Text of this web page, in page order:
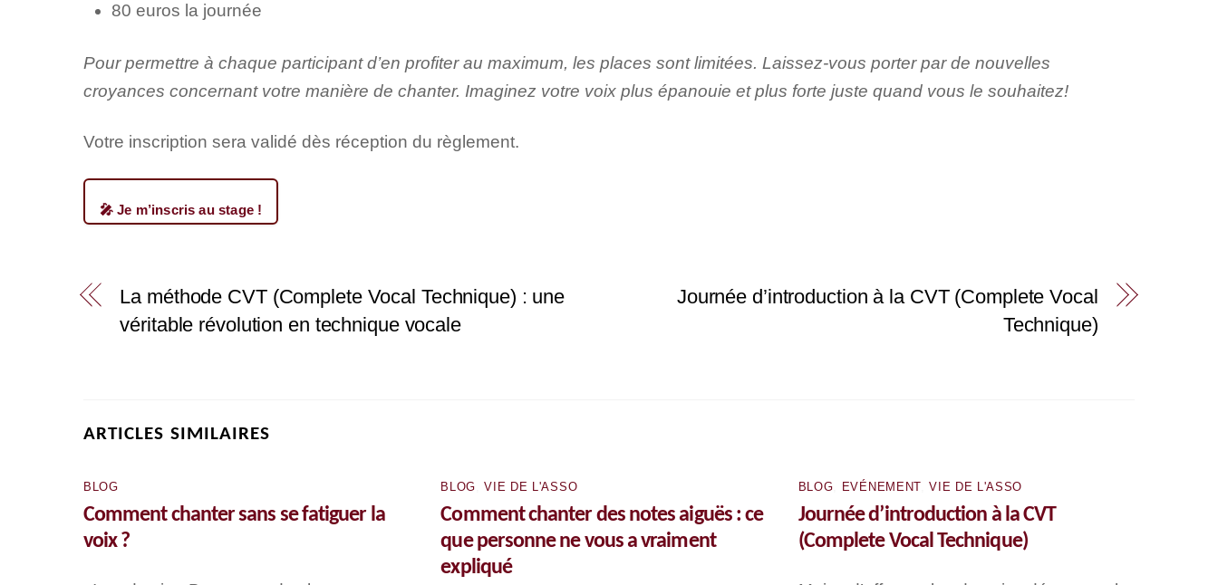
80 euros la journée
Pour permettre à chaque participant d’en profiter au maximum, les places sont limitées. Laissez-vous porter par de nouvelles
croyances concernant votre manière de chanter. Imaginez votre voix plus épanouie et plus forte juste quand vous le souhaitez!
Votre inscription sera validé dès réception du règlement.
🎤 Je m’inscris au stage !
La méthode CVT (Complete Vocal Technique) : une
véritable révolution en technique vocale
Journée d’introduction à la CVT (Complete Vocal
Technique)
ARTICLES SIMILAIRES
BLOG
Comment chanter sans se fatiguer la
voix ?
BLOG ,VIE DE L'ASSO
Comment chanter des notes aiguës : ce
que personne ne vous a vraiment
expliqué
BLOG EVÉNEMENT,VIE DE L'ASSO
Journée d’introduction à la CVT
(Complete Vocal Technique)